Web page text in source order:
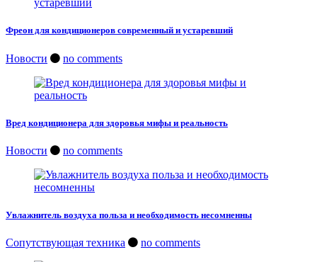
Фреон для кондиционеров современный и устаревший
Новости no comments
Вред кондиционера для здоровья мифы и реальность
Новости no comments
Увлажнитель воздуха польза и необходимость несомненны
Сопутствующая техника no comments